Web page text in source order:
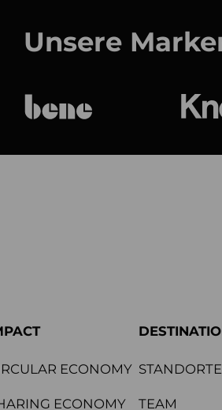
Unsere
ECONOMY
ECONOMY
STANDORTE
TEAM